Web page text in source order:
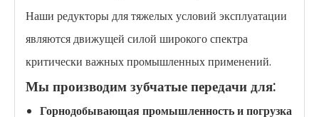
Наши редукторы для тяжелых условий эксплуатации
являются движущей силой широкого спектра
критически важных промышленных применений.
Мы производим зубчатые передачи для:
Горнодобывающая промышленность и погрузка